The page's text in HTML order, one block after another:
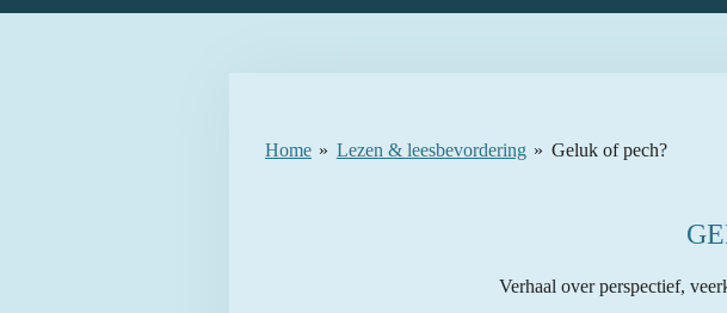
Home » Lezen & leesbevordering » Geluk of pech?
Verhaal over perspectief,